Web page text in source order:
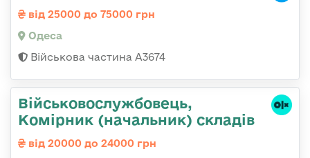
від 25000 до 75000 грн
Одеса
Військова частина А3674
Військовослужбовець,
Комірник (начальник) складів
від 20000 до 24000 грн